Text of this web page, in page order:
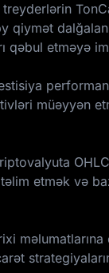
qəbul etməyə
müəyyən
OHLC
etmək və